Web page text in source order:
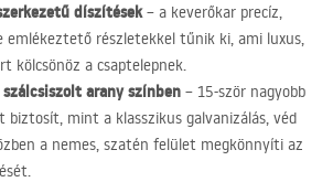
díszítések– a keverőkar precíz,
emlékeztető részletekkel tűnik ki, ami luxus,
kölcsönöz a csaptelepnek.
arany színben – 15-ször nagyobb
biztosít, mint a klasszikus galvanizálás, véd
a nemes, szatén felület megkönnyíti az